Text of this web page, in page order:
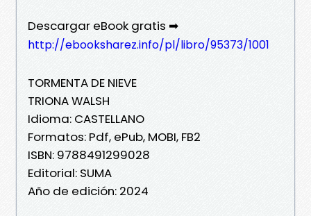
Descargar eBook gratis ➡
http://ebooksharez.info/pl/libro/95373/1001
TORMENTA DE NIEVE
TRIONA WALSH
Idioma: CASTELLANO
Formatos: Pdf, ePub, MOBI, FB2
ISBN: 9788491299028
Editorial: SUMA
Año de edición: 2024